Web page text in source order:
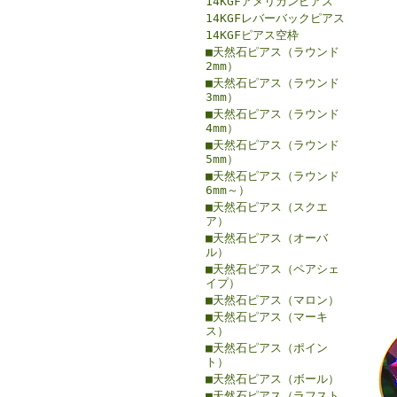
14KGFレバーバックピアス
14KGFピアス空枠
■天然石ピアス（ラウンド
2mm）
■天然石ピアス（ラウンド
3mm）
■天然石ピアス（ラウンド
4mm）
■天然石ピアス（ラウンド
5mm）
■天然石ピアス（ラウンド
6mm～）
■天然石ピアス（スクエ
ア）
■天然石ピアス（オーバ
ル）
■天然石ピアス（ペアシェ
イプ）
■天然石ピアス（マロン）
■天然石ピアス（マーキ
ス）
■天然石ピアス（ポイン
ト）
■天然石ピアス（ボール）